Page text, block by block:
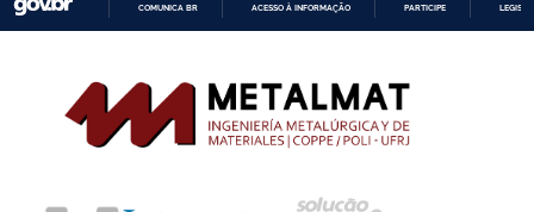
CONTEÚDO
COMUNICA BR ACESSO À INFORMAÇÃO PARTICIPE